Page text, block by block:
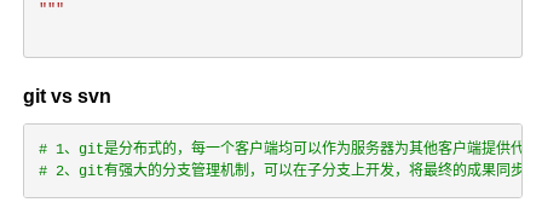
"""
git vs svn
# 1、git是分布式的，每一个客户端均可以作为服务器为其他客户端提供代码
# 2、git有强大的分支管理机制，可以在子分支上开发，将最终的成果同步到